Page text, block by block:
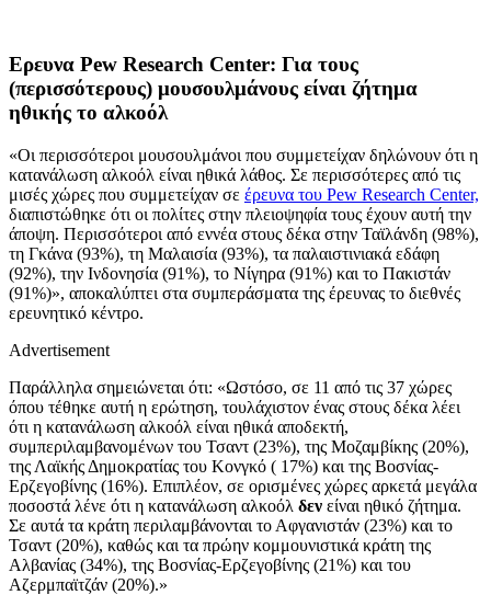
Eρευνα Pew Research Center: Για τους
(περισσότερους) μουσουλμάνους είναι ζήτημα
ηθικής το αλκοόλ
«Οι περισσότεροι μουσουλμάνοι που συμμετείχαν δηλώνουν ότι η
κατανάλωση αλκοόλ είναι ηθικά λάθος. Σε περισσότερες από τις
μισές χώρες που συμμετείχαν σε έρευνα του Pew Research Center,
διαπιστώθηκε ότι οι πολίτες στην πλειοψηφία τους έχουν αυτή την
άποψη. Περισσότεροι από εννέα στους δέκα στην Ταϊλάνδη (98%),
τη Γκάνα (93%), τη Μαλαισία (93%), τα παλαιστινιακά εδάφη
(92%), την Ινδονησία (91%), το Νίγηρα (91%) και το Πακιστάν
(91%)», αποκαλύπτει στα συμπεράσματα της έρευνας το διεθνές
ερευνητικό κέντρο.
Advertisement
Παράλληλα σημειώνεται ότι: «Ωστόσο, σε 11 από τις 37 χώρες
όπου τέθηκε αυτή η ερώτηση, τουλάχιστον ένας στους δέκα λέει
ότι η κατανάλωση αλκοόλ είναι ηθικά αποδεκτή,
συμπεριλαμβανομένων του Τσαντ (23%), της Μοζαμβίκης (20%),
της Λαϊκής Δημοκρατίας του Κονγκό ( 17%) και της Βοσνίας-
Ερζεγοβίνης (16%). Επιπλέον, σε ορισμένες χώρες αρκετά μεγάλα
ποσοστά λένε ότι η κατανάλωση αλκοόλ δεν είναι ηθικό ζήτημα.
Σε αυτά τα κράτη περιλαμβάνονται το Αφγανιστάν (23%) και το
Τσαντ (20%), καθώς και τα πρώην κομμουνιστικά κράτη της
Αλβανίας (34%), της Βοσνίας-Ερζεγοβίνης (21%) και του
Αζερμπαϊτζάν (20%).»